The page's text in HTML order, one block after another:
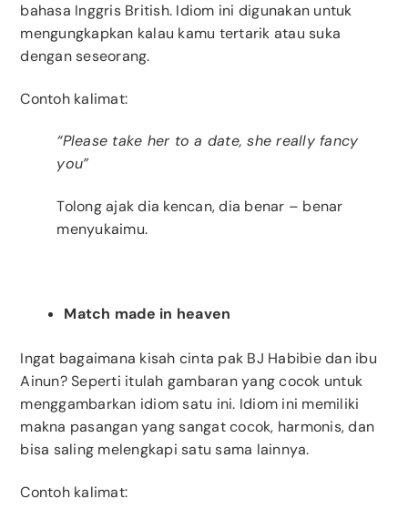
bahasa Inggris British. Idiom ini digunakan untuk
mengungkapkan kalau kamu tertarik atau suka
dengan seseorang.
Contoh kalimat:
“Please take her to a date, she really fancy
you”
Tolong ajak dia kencan, dia benar – benar
menyukaimu.
Match made in heaven
Ingat bagaimana kisah cinta pak BJ Habibie dan ibu
Ainun? Seperti itulah gambaran yang cocok untuk
menggambarkan idiom satu ini. Idiom ini memiliki
makna pasangan yang sangat cocok, harmonis, dan
bisa saling melengkapi satu sama lainnya.
Contoh kalimat: